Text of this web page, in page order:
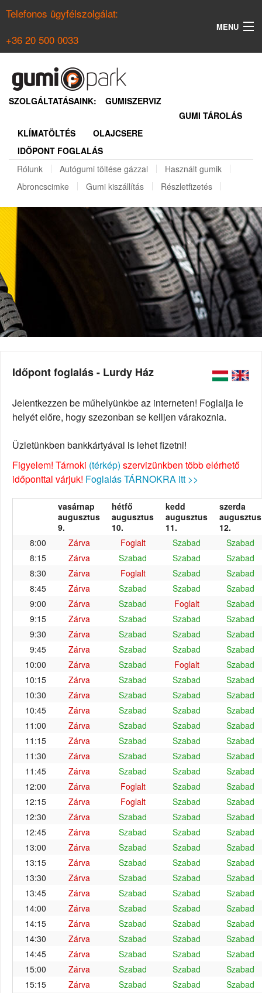
Telefonos ügyfélszolgálat:
+36 20 500 0033
MENU
NYÁRI GUMI KERESŐ
REGISZTRÁCIÓ
SZOLGÁLTATÁSAINK:
GUMISZERVIZ
GUMI TÁROLÁS
KLÍMATÖLTÉS
OLAJCSERE
IDŐPONT FOGLALÁS
Rólunk
Autógumi töltése gázzal
Használt gumik
Abroncscimke
Gumi kiszállítás Részletfizetés
Időpont foglalás - Lurdy Ház
Jelentkezzen be műhelyünkbe az interneten! Foglalja le
helyét előre, hogy szezonban se kelljen várakoznia.
Üzletünkben bankkártyával is lehet fizetni!
Figyelem! Tárnoki (térkép) szervizünkben több elérhető
időponttal várjuk! Foglalás TÁRNOKRA itt >>
vasárnap
augusztus
9.
hétfő
augusztus
10.
kedd
augusztus
11.
szerda
augusztus
12.
8:00
Zárva Foglalt Szabad
Szabad
8:15
Zárva Szabad Szabad
Szabad
8:30
Zárva Foglalt Szabad
Szabad
8:45
Zárva Szabad Szabad
Szabad
9:00
Zárva Szabad Foglalt
Szabad
9:15
Zárva Szabad Szabad
Szabad
9:30
Zárva Szabad Szabad
Szabad
9:45
Zárva Szabad Szabad
Szabad
10:00
Zárva Szabad Foglalt
Szabad
10:15
Zárva Szabad Szabad
Szabad
10:30
Zárva Szabad Szabad
Szabad
10:45
Zárva Szabad Szabad
Szabad
11:00
Zárva Szabad Szabad
Szabad
11:15
Zárva Szabad Szabad
Szabad
11:30
Zárva Szabad Szabad
Szabad
11:45
Zárva Szabad Szabad
Szabad
12:00
Zárva Foglalt Szabad
Szabad
12:15
Zárva Foglalt Szabad
Szabad
12:30
Zárva Szabad Szabad
Szabad
12:45
Zárva Szabad Szabad
Szabad
13:00
Zárva Szabad Szabad
Szabad
13:15
Zárva Szabad Szabad
Szabad
13:30
Zárva Szabad Szabad
Szabad
13:45
Zárva Szabad Szabad
Szabad
14:00
Zárva Szabad Szabad
Szabad
14:15
Zárva Szabad Szabad
Szabad
14:30
Zárva Szabad Szabad
Szabad
14:45
Zárva Szabad Szabad
Szabad
15:00
Zárva Szabad Szabad
Szabad
15:15
Zárva Szabad Szabad
Szabad